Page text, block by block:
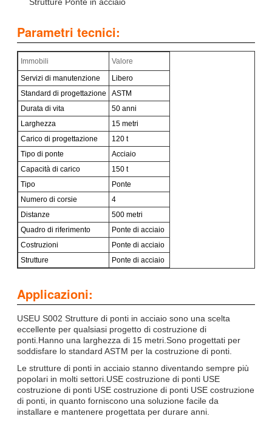
Parametri tecnici:
Immobili
Valore
Servizi di manutenzione
Libero
Standard di progettazione
ASTM
Durata di vita
50 anni
Larghezza
15 metri
Carico di progettazione
120 t
Tipo di ponte
Acciaio
Capacità di carico
150 t
Tipo
Ponte
Numero di corsie
4
Distanze
500 metri
Quadro di riferimento
Ponte di acciaio
Costruzioni
Ponte di acciaio
Strutture
Ponte di acciaio
Applicazioni:
USEU S002 Strutture di ponti in acciaio sono una scelta
eccellente per qualsiasi progetto di costruzione di
ponti.Hanno una larghezza di 15 metri.Sono progettati per
soddisfare lo standard ASTM per la costruzione di ponti.
Le strutture di ponti in acciaio stanno diventando sempre più
popolari in molti settori.USE costruzione di ponti USE
costruzione di ponti USE costruzione di ponti USE costruzione
di ponti, in quanto forniscono una soluzione facile da
installare e mantenere progettata per durare anni.